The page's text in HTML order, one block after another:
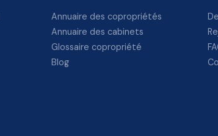
Annuaire des copropriétés
Annuaire des cabinets
Glossaire copropriété
Blog